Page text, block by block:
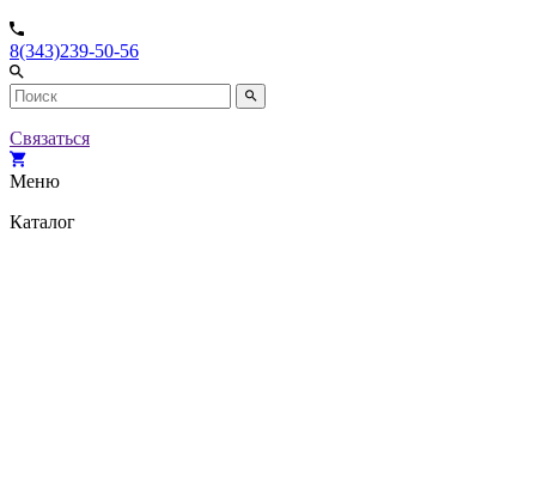
8(343)239-50-56
Связаться
Меню
Каталог